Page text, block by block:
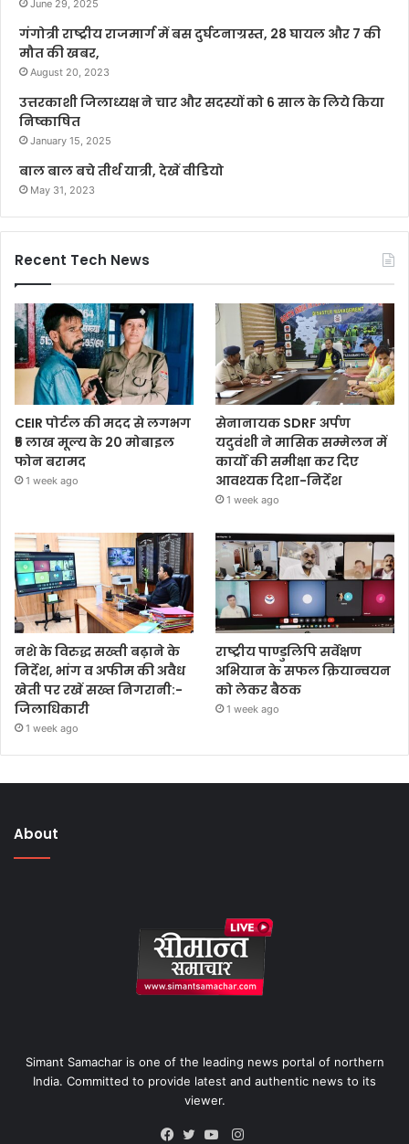
June 29, 2025
गंगोत्री राष्ट्रीय राजमार्ग में बस दुर्घटनाग्रस्त, 28 घायल और 7 की
मौत की खबर,
August 20, 2023
उत्तरकाशी जिलाध्यक्ष ने चार और सदस्यों को 6 साल के लिये किया
निष्काषित
January 15, 2025
बाल बाल बचे तीर्थ यात्री, देखें वीडियो
May 31, 2023
Recent Tech News
CEIR पोर्टल की मदद से लगभग
₹5 लाख मूल्य के 20 मोबाइल
फोन बरामद
1 week ago
सेनानायक SDRF अर्पण
यदुवंशी ने मासिक सम्मेलन में
कार्यों की समीक्षा कर दिए
आवश्यक दिशा-निर्देश
1 week ago
नशे के विरुद्ध सख्ती बढ़ाने के
निर्देश, भांग व अफीम की अवैध
खेती पर रखें सख्त निगरानी:-
जिलाधिकारी
1 week ago
राष्ट्रीय पाण्डुलिपि सर्वेक्षण
अभियान के सफल क्रियान्वयन
को लेकर बैठक
1 week ago
About
Simant Samachar is one of the leading news portal of northern
India. Committed to provide latest and authentic news to its
viewer.
Instagram